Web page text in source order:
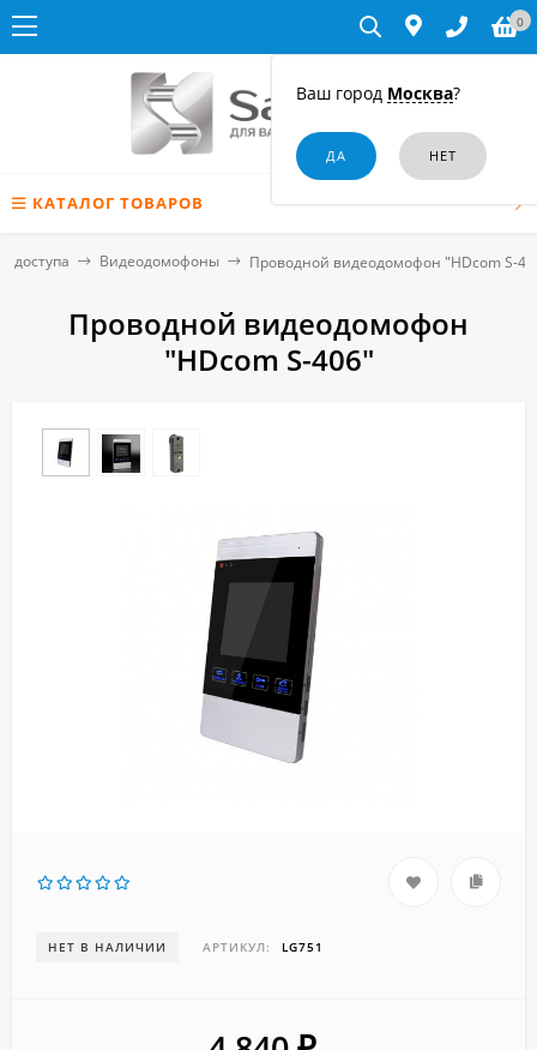
Ваш город Москва?
0
КАТАЛОГ ТОВАРОВ
доступа Видеодомофоны Проводной видеодомофон "HDcom S-
Проводной видеодомофон
"HDcom S-406"
НЕТ В НАЛИЧИИ АРТИКУЛ: LG751